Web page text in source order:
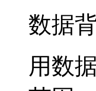
数据
用数